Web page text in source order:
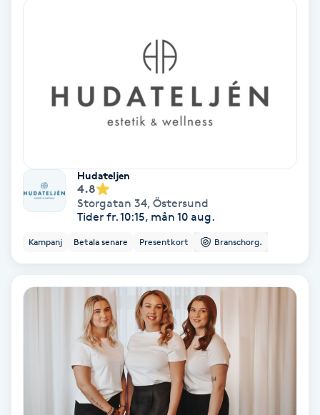
Bröllopsuppsättning
Celluliter
Coachning
Color correction
Damklippning
Hudateljen
4.8
Storgatan 34, Östersund
Tider fr. 10:15, mån 10 aug.
Kampanj Betala senare Presentkort Branschorg.